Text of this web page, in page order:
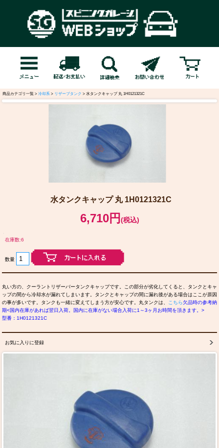
商品カテゴリ一覧 > 冷却系 > リザーブタンク > 水タンクキャップ 丸 1H0121321C
水タンクキャップ 丸 1H0121321C
6,710円 (税込)
在庫数:6
数量
丸い方の、クーラントリザーバータンクキャップです。この部分が劣化してくると、タンクとキャ
ップの間から冷却水が漏れてしまいます。タンクとキャップの間に漏れ後がある場合はここが原因
の事が多いです。タンクも一緒に変えてしまう方が安心です。丸タンクは、 こちら欠品時の参考納
期<国内在庫があれば翌日入荷。国内に在庫がない場合入荷に1～3ヶ月お時間を頂きます。>
型番：1H0121321C
お気に入りに登録